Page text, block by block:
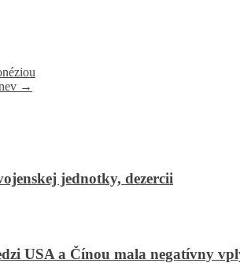
→
jednotky, dezercii
USA a Čínou mala negatívny